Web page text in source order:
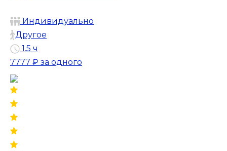
Индивидуально
Другое
1.5 ч
7777 ₽ за одного